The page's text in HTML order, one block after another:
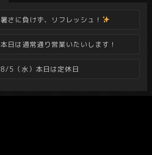
暑さに負けず、リフレッシュ！
本日は通常通り営業いたいします！
8/5（水）本日は定休日